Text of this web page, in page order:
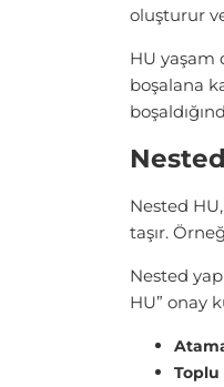
oluşturur
HU yaşam
boşalana
Nested
taşır.
Nested
HU” onay